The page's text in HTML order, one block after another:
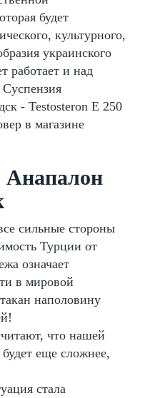
будет
культурного,
украинского
работает и над
- Testosteron E 250
в магазине
Анапалон
сильные стороны
Турции от
означает
в мировой
наполовину
что нашей
еще сложнее,
стала